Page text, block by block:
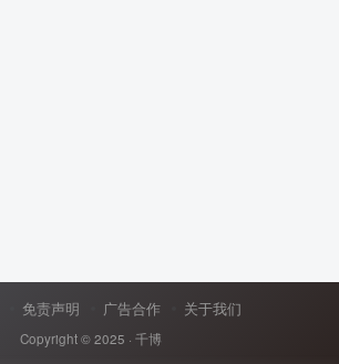
免责声明 广告合作 关于我们
Copyright © 2025 · 千博